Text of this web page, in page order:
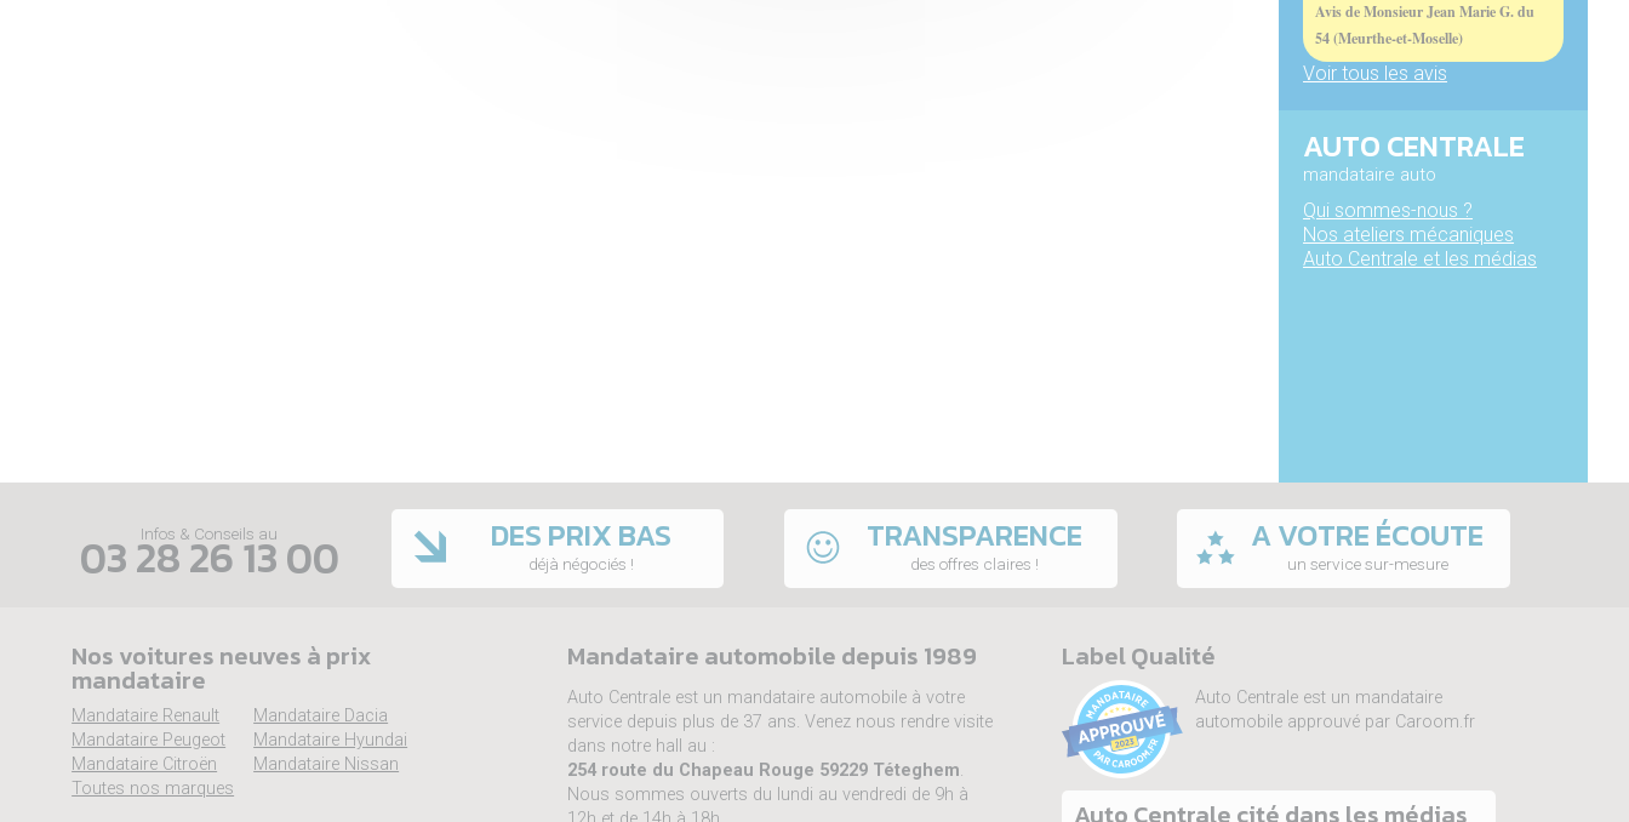
Avis de Monsieur Jean Marie G. du
54 (Meurthe-et-Moselle)
Voir tous les avis
AUTO CENTRALE
mandataire auto
Qui sommes-nous ?
Nos ateliers mécaniques
Auto Centrale et les médias
Infos & Conseils au
03 28 26 13 00 DES PRIX BAS
déjà négociés !
TRANSPARENCE
des offres claires !
A VOTRE ÉCOUTE
un service sur-mesure
Nos voitures neuves à prix
mandataire
Mandataire Renault
Mandataire Peugeot
Mandataire Citroën
Toutes nos marques
Mandataire Dacia
Mandataire Hyundai
Mandataire Nissan
Mandataire automobile depuis 1989
Auto Centrale est un mandataire automobile à votre
service depuis plus de 37 ans. Venez nous rendre visite
dans notre hall au :
254 route du Chapeau Rouge 59229 Téteghem.
Nous sommes ouverts du lundi au vendredi de 9h à
Label Qualité
Auto Centrale est un mandataire
automobile approuvé par Caroom.fr